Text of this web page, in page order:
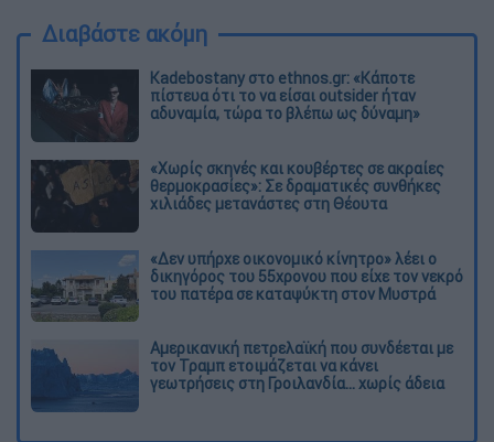
Διαβάστε ακόμη
Kadebostany στο ethnos.gr: «Κάποτε
πίστευα ότι το να είσαι outsider ήταν
αδυναμία, τώρα το βλέπω ως δύναμη»
«Χωρίς σκηνές και κουβέρτες σε ακραίες
θερμοκρασίες»: Σε δραματικές συνθήκες
χιλιάδες μετανάστες στη Θέουτα
«Δεν υπήρχε οικονομικό κίνητρο» λέει ο
δικηγόρος του 55χρονου που είχε τον νεκρό
του πατέρα σε καταψύκτη στον Μυστρά
Αμερικανική πετρελαϊκή που συνδέεται με
τον Τραμπ ετοιμάζεται να κάνει
γεωτρήσεις στη Γροιλανδία... χωρίς άδεια